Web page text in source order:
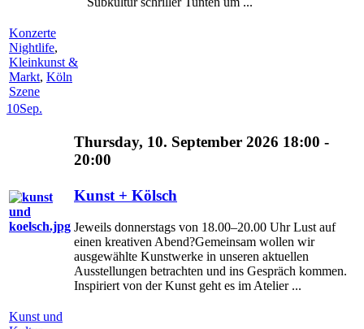
Konzerte
Nightlife,
Kleinkunst &
Markt, Köln
Szene
10Sep.
Thursday, 10. September 2026 18:00 -
20:00
Kunst + Kölsch
Jeweils donnerstags von 18.00–20.00 Uhr Lust auf
einen kreativen Abend?Gemeinsam wollen wir
ausgewählte Kunstwerke in unseren aktuellen
Ausstellungen betrachten und ins Gespräch kommen.
Inspiriert von der Kunst geht es im Atelier ...
Kunst und